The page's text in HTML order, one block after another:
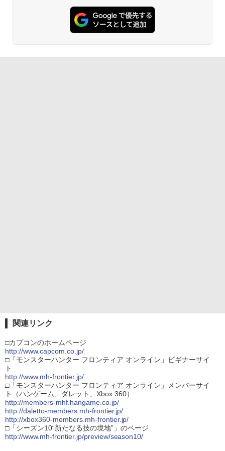
関連リンク
□カプコンのホームページ
http://www.capcom.co.jp/
□「モンスターハンター フロンティア オンライン」ビギナーサイ
ト
http://www.mh-frontier.jp/
□「モンスターハンター フロンティア オンライン」メンバーサイ
ト（ハンゲーム、ダレット、Xbox 360）
http://members-mhf.hangame.co.jp/
http://daletto-members.mh-frontier.jp/
http://xbox360-members.mh-frontier.jp/
□「シーズン10“新たなる技の境地”」のページ
http://www.mh-frontier.jp/preview/season10/